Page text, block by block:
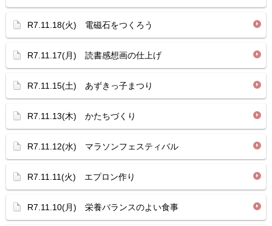
R7.11.18(火) 電磁石をつくろう
R7.11.17(月) 読書感想画の仕上げ
R7.11.15(土) あずきっ子まつり
R7.11.13(木) かたちづくり
R7.11.12(水) マラソンフェスティバル
R7.11.11(火) エプロン作り
R7.11.10(月) 栄養バランスのよい食事